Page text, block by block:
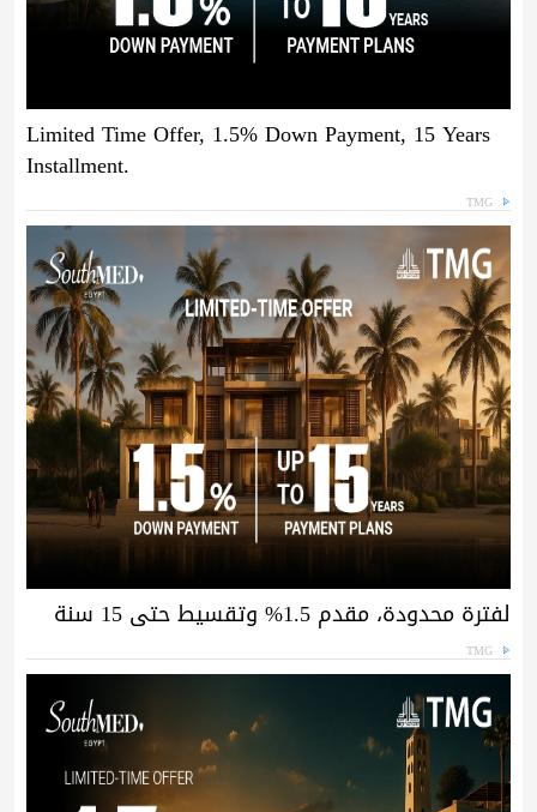
Limited Time Offer, 1.5% Down Payment, 15 Years
Installment.
TMG
لفترة محدودة، مقدم 1.5% وتقسيط حتى 15 سنة
TMG